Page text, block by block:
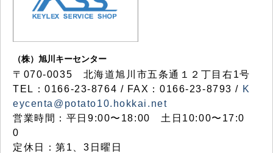
（株）旭川キーセンター
〒070-0035 北海道旭川市五条通１２丁目右1号
TEL：0166-23-8764 / FAX：0166-23-8793 / K
eycenta@potato10.hokkai.net
営業時間：平日9:00〜18:00 土日10:00〜17:0
0
定休日：第1、3日曜日